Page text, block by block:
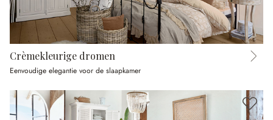
Crèmekleurige dromen
Eenvoudige elegantie voor de slaapkamer